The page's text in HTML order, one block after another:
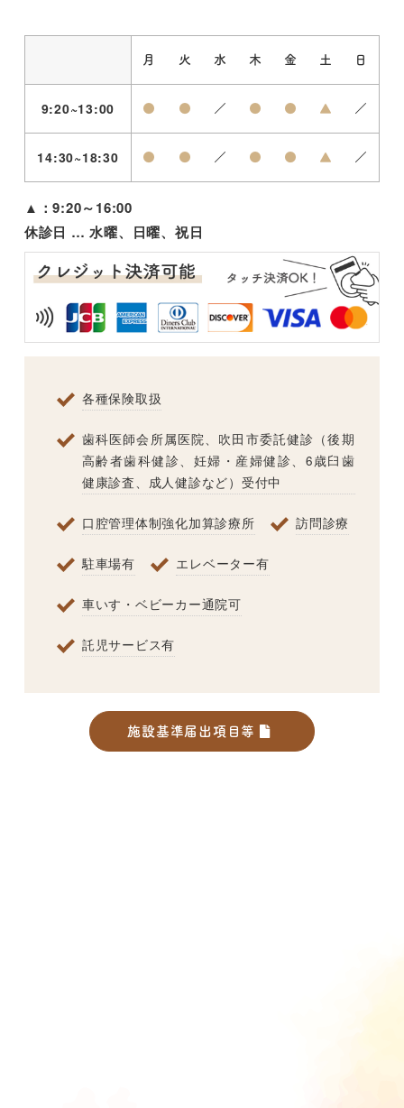
月 火 水 木 金 土 日
9:20~13:00 ● ● ／ ● ● ▲ ／
14:30~18:30 ● ● ／ ● ● ▲ ／
▲：9:20～16:00
休診日 … 水曜、日曜、祝日
各種保険取扱
歯科医師会所属医院、吹田市委託健診（後期
高齢者歯科健診、妊婦・産婦健診、6歳臼歯
健康診査、成人健診など）受付中
口腔管理体制強化加算診療所 訪問診療
駐車場有 エレベーター有
車いす・ベビーカー通院可
託児サービス有
施設基準届出項目等